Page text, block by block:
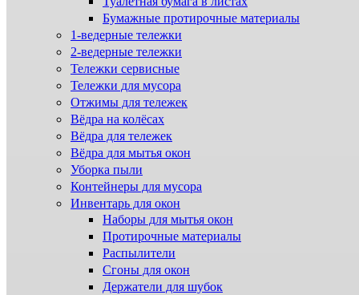
Бумажные протирочные материалы
1-ведерные тележки
2-ведерные тележки
Тележки сервисные
Тележки для мусора
Отжимы для тележек
Вёдра на колёсах
Вёдра для тележек
Вёдра для мытья окон
Уборка пыли
Контейнеры для мусора
Инвентарь для окон
Наборы для мытья окон
Протирочные материалы
Распылители
Сгоны для окон
Держатели для шубок